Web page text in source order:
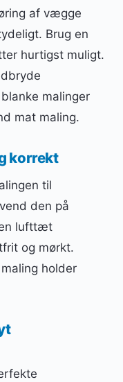
af vægge
Brug en
hurtigst muligt.
malinger
mat maling.
korrekt
til
den på
lufttæt
og mørkt.
holder